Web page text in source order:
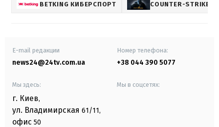
BETKING КИБЕРСПОРТ COUNTER-STRIKE
E-mail редакции
news24@24tv.com.ua
Номер телефона:
+38 044 390 5077
Мы здесь:
г. Киев,
ул. Владимирская 61/11,
офис 50
Мы в соцсетях: